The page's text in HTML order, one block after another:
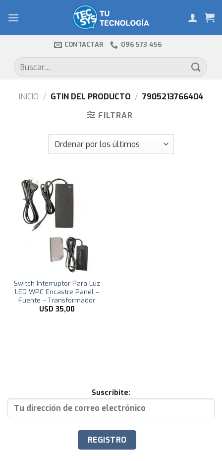
CONTACTAR 096 573 456
Buscar
por:
INICIO / GTIN DEL PRODUCTO / 7905213766404
FILTRAR
Switch Interruptor Para Luz
LED WPC Encastre Panel –
Fuente – Transformador
USD 35,00
Suscribite: